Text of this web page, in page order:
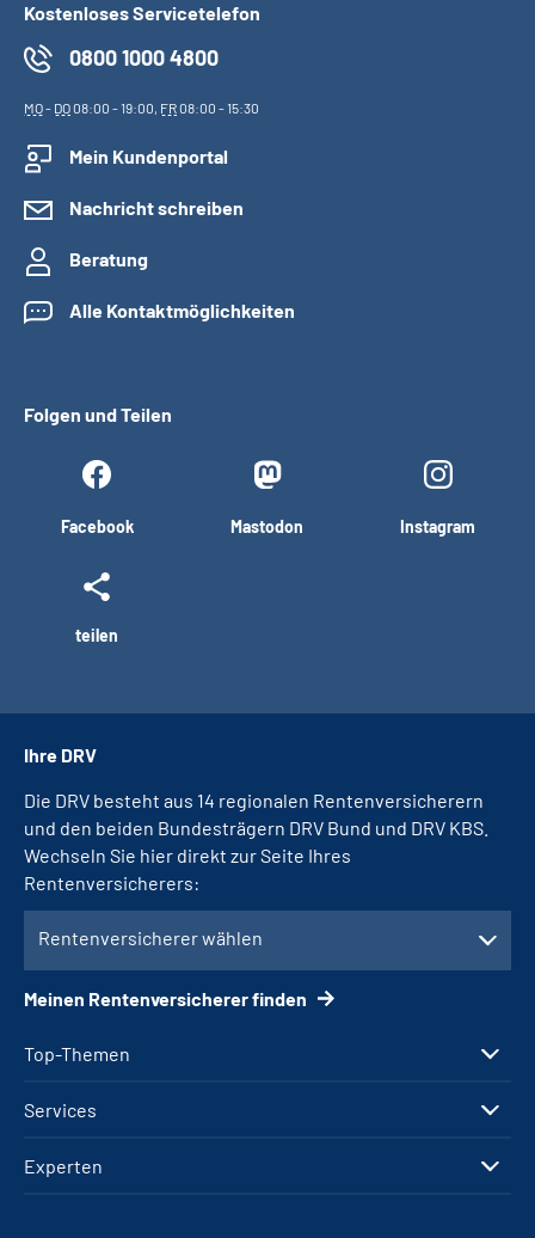
Kostenloses Servicetelefon
0800 1000 4800
MO- DO08:00 - 19:00, FR08:00 - 15:30
Mein Kundenportal
Nachricht schreiben
Beratung
Alle Kontaktmöglichkeiten
Folgen und Teilen
Facebook Mastodon Instagram
teilen
Top-Themen
Services
Experten
Ihre DRV
Die DRV besteht aus 14 regionalen Rentenversicherern
und den beiden Bundesträgern DRV Bund und DRV KBS.
Wechseln Sie hier direkt zur Seite Ihres
Rentenversicherers:
Rentenversicherer wählen
Meinen Rentenversicherer finden